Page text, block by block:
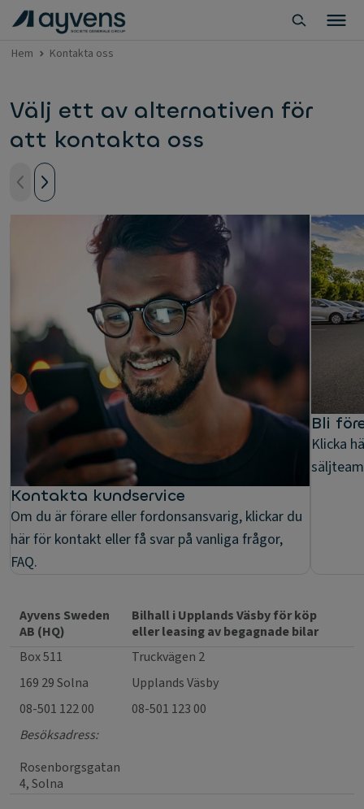
Hem Kontakta oss
Välj ett av alternativen för
att kontakta oss
Kontakta kundservice
Om du är förare eller fordonsansvarig, klickar du
här för kontakt eller få svar på vanliga frågor,
FAQ.
Bli
Klicka
Ayvens Sweden
AB (HQ)
Bilhall i Upplands Väsby för köp
eller leasing av begagnade bilar
Box 511
169 29 Solna
08-501 122 00
Besöksadress:
Rosenborgsgatan
4, Solna
Truckvägen 2
Upplands Väsby
08-501 123 00